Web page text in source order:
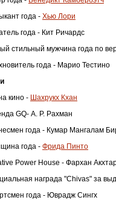
года - Хью Лори
года - Кит Ричардс
стильный мужчина года по
года - Марио Тестино
кино - Шахрукх Кхан
GQ- А. Р. Рахман
года - Кумар Мангалам
года - Фрида Пинто
Power House - Фархан
награда "Chivas" за
года - Юврадж Сингх